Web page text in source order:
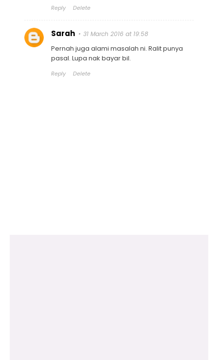
Reply Delete
Sarah 31 March 2016 at 19:58
Pernah juga alami masalah ni. Ralit punya
pasal. Lupa nak bayar bil.
Reply Delete